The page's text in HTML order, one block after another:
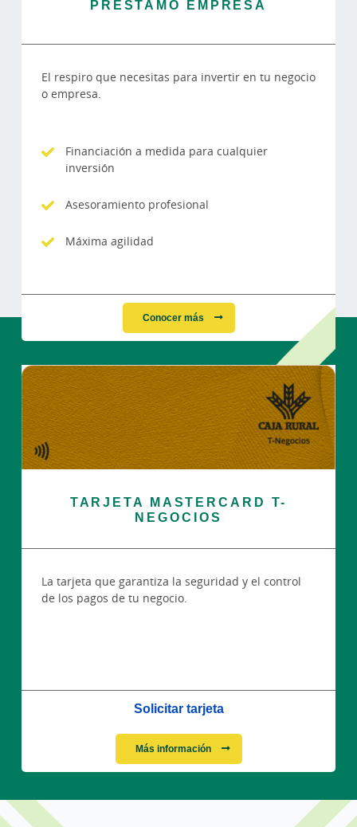
PRÉSTAMO EMPRESA
El respiro que necesitas para invertir en tu negocio
o empresa.
Financiación a medida para cualquier
inversión
Asesoramiento profesional
Máxima agilidad
Conocer más
TARJETA MASTERCARD T-
NEGOCIOS
La tarjeta que garantiza la seguridad y el control
de los pagos de tu negocio.
Solicitar tarjeta
Más información